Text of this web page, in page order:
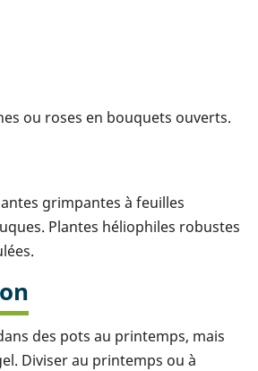
ou roses en bouquets ouverts.
grimpantes à feuilles
Plantes héliophiles robustes
des pots au printemps, mais
Diviser au printemps ou à